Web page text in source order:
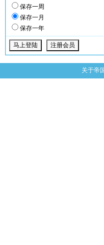
保存一周
保存一月
保存一年
关于帝